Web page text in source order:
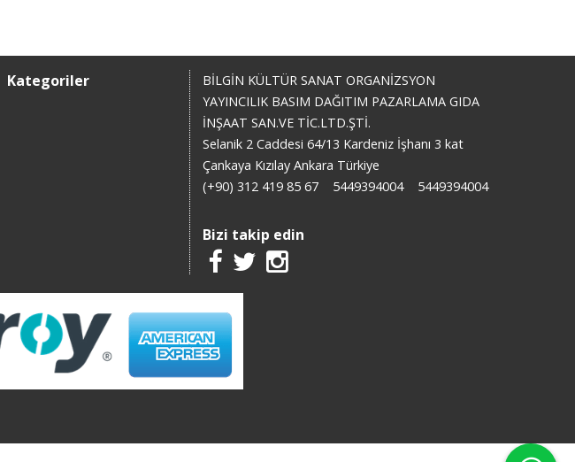
Kategoriler
BİLGİN KÜLTÜR SANAT ORGANİZSYON
YAYINCILIK BASIM DAĞITIM PAZARLAMA GIDA
İNŞAAT SAN.VE TİC.LTD.ŞTİ.
Selanik 2 Caddesi 64/13 Kardeniz İşhanı 3 kat
Çankaya Kızılay Ankara Türkiye
(+90) 312 419 85 67
5449394004 5449394004
Bizi takip edin